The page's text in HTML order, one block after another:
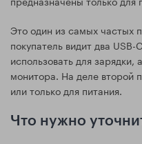
Это один из самых частых
покупатель видит два
использовать для
монитора. На деле второй
или только для питания.
Что нужно